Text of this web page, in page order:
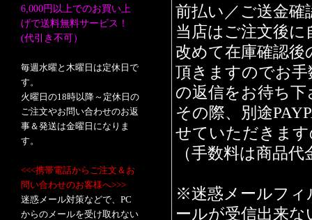
6,000円以上でのお買い上
げで送料無料サービス！
(代引き不可）
毎週水曜と木曜日は定休日で
す。
火曜日の18時以降～定休日の
ご注文やお問い合わせのお返
事＆発送は金曜日になりま
す。
<<<携帯電話からご注文＆お
問い合わせのお客様へ>>>
迷惑メール対策などで、PC
からのメールを受け取れない
前払い／ご送金
当店はご注文後
改めて在庫確認
頂きますのでお
の返信をお待ち
その際、別途
せていただきま
（手数料は商品
※迷惑メールフィ
ールが受信出来な